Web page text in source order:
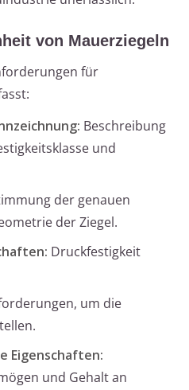
von Mauerziegeln
für
Beschreibung
und
der genauen
der Ziegel.
Druckfestigkeit
um die
Eigenschaften:
und Gehalt an